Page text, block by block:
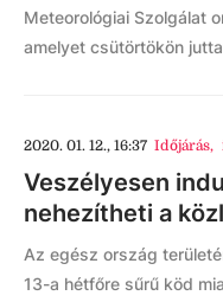
Meteorológiai Szolgálat
amelyet csütörtökön
2020. 01. 12., 16:37 Időjárás,
Veszélyesen
nehezítheti a
Az egész ország
13-a hétfőre sűrű köd